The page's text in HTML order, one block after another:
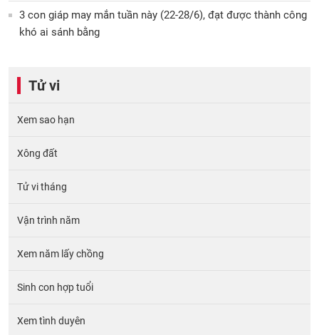
3 con giáp may mắn tuần này (22-28/6), đạt được thành công
khó ai sánh bằng
Tử vi
Xem sao hạn
Xông đất
Tử vi tháng
Vận trình năm
Xem năm lấy chồng
Sinh con hợp tuổi
Xem tình duyên